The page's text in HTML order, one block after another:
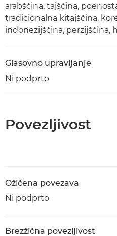
arabščina, tajščina,
tradicionalna kitajščina,
indonezijščina, perzijščina,
Glasovno upravljanje
Ni podprto
Povezljivost
Ožičena povezava
Ni podprto
Brezžična povezljivost